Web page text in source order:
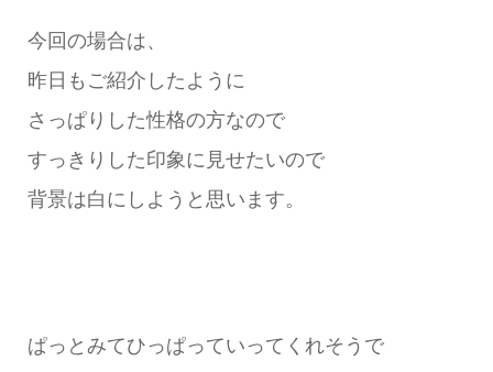
今回の場合は、
昨日もご紹介したように
さっぱりした性格の方なので
すっきりした印象に見せたいので
背景は白にしようと思います。
ぱっとみてひっぱっていってくれそうで